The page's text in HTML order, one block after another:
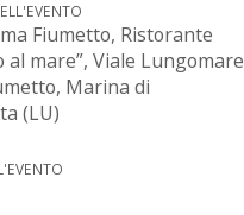
Fiumetto, Ristorante
al mare”, Viale Lungomare
Marina di
(LU)